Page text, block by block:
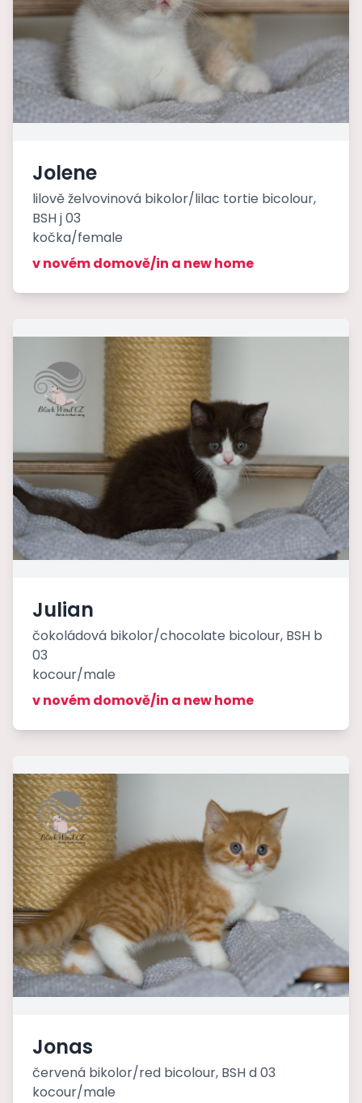
Jolene
lilově želvovinová bikolor/lilac tortie bicolour,
BSH j 03
kočka/female
v novém domově/in a new home
Julian
čokoládová bikolor/chocolate bicolour, BSH b
03
kocour/male
v novém domově/in a new home
Jonas
červená bikolor/red bicolour, BSH d 03
kocour/male